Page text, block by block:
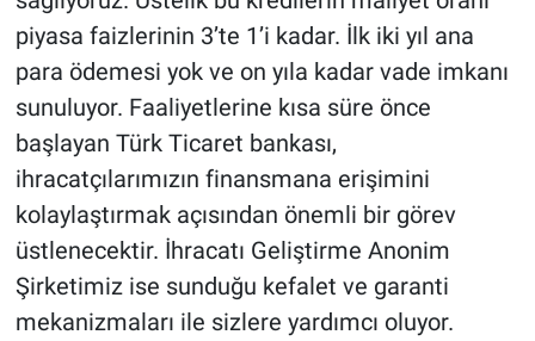
piyasa faizlerinin 3’te 1’i kadar. İlk iki yıl ana
para ödemesi yok ve on yıla kadar vade imkanı
sunuluyor. Faaliyetlerine kısa süre önce
başlayan Türk Ticaret bankası,
ihracatçılarımızın finansmana erişimini
kolaylaştırmak açısından önemli bir görev
üstlenecektir. İhracatı Geliştirme Anonim
Şirketimiz ise sunduğu kefalet ve garanti
mekanizmaları ile sizlere yardımcı oluyor.